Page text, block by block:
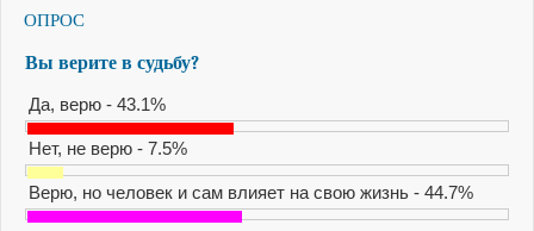
ОПРОС
Вы верите в судьбу?
Да, верю - 43.1%
Нет, не верю - 7.5%
Верю, но человек и сам влияет на свою жизнь - 44.7%